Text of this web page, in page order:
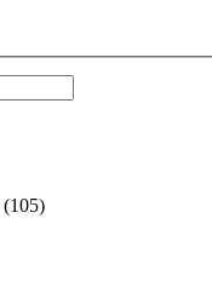
(105)